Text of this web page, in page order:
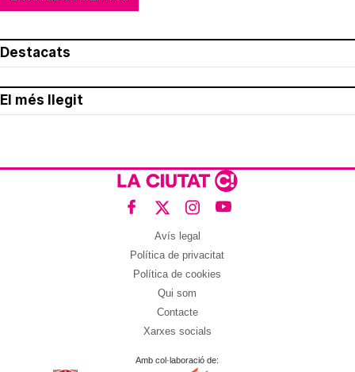
Destacats
El més llegit
Avís legal
Política de privacitat
Política de cookies
Qui som
Contacte
Xarxes socials
Amb col·laboració de: